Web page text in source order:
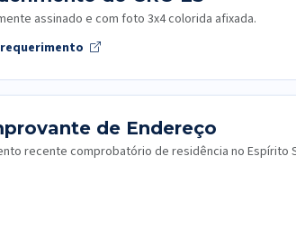
assinado e com foto 3x4 colorida afixada.
de Endereço
recente comprobatório de residência no Espírito